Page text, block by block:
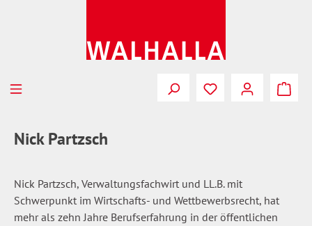
Du hast 0
Nick Partzsch
Nick Partzsch, Verwaltungsfachwirt und LL.B. mit
Schwerpunkt im Wirtschafts- und Wettbewerbsrecht, hat
mehr als zehn Jahre Berufserfahrung in der öffentlichen